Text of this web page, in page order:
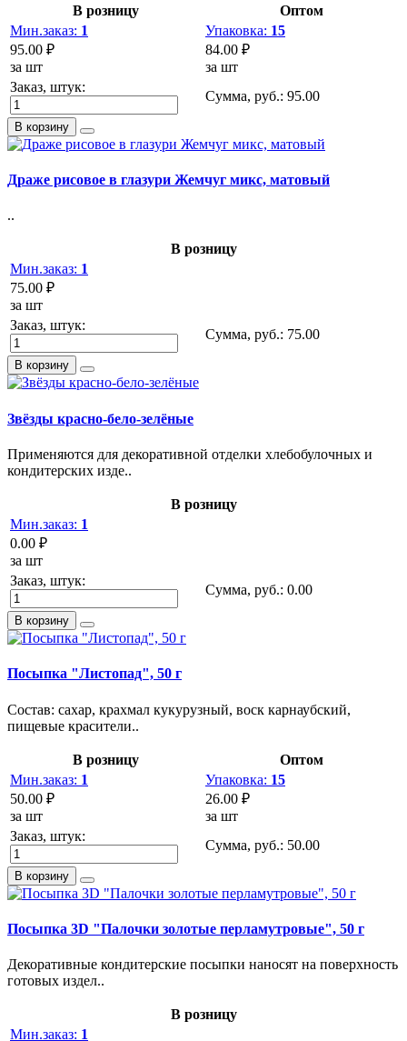
В розницу
Оптом
Мин.заказ: 1
95.00 ₽
за шт
Упаковка: 15
84.00 ₽
за шт
Заказ, штук:
Сумма, руб.: 95.00
В корзину
Драже рисовое в глазури Жемчуг микс, матовый
..
В розницу
Мин.заказ: 1
75.00 ₽
за шт
Заказ, штук:
Сумма, руб.: 75.00
В корзину
Звёзды красно-бело-зелёные
Применяются для декоративной отделки хлебобулочных и
кондитерских изде..
В розницу
Мин.заказ: 1
0.00 ₽
за шт
Заказ, штук:
Сумма, руб.: 0.00
В корзину
Посыпка "Листопад", 50 г
Состав: сахар, крахмал кукурузный, воск карнаубский,
пищевые красители..
В розницу
Оптом
Мин.заказ: 1
50.00 ₽
за шт
Упаковка: 15
26.00 ₽
за шт
Заказ, штук:
Сумма, руб.: 50.00
В корзину
Посыпка 3D "Палочки золотые перламутровые", 50 г
Декоративные кондитерские посыпки наносят на поверхность
готовых издел..
В розницу
Мин.заказ: 1